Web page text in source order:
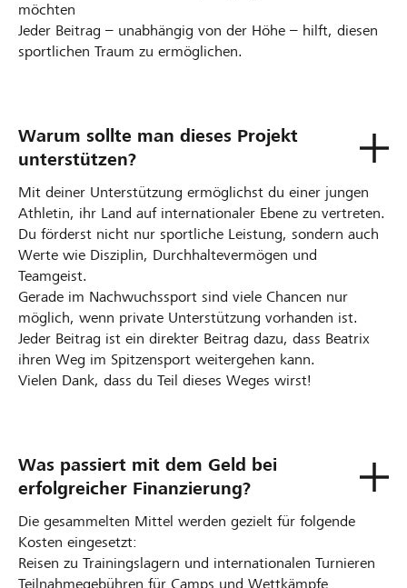
möchten
Jeder Beitrag – unabhängig von der Höhe – hilft, diesen
sportlichen Traum zu ermöglichen.
Warum sollte man dieses Projekt
unterstützen?
Mit deiner Unterstützung ermöglichst du einer jungen
Athletin, ihr Land auf internationaler Ebene zu vertreten.
Du förderst nicht nur sportliche Leistung, sondern auch
Werte wie Disziplin, Durchhaltevermögen und
Teamgeist.
Gerade im Nachwuchssport sind viele Chancen nur
möglich, wenn private Unterstützung vorhanden ist.
Jeder Beitrag ist ein direkter Beitrag dazu, dass Beatrix
ihren Weg im Spitzensport weitergehen kann.
Vielen Dank, dass du Teil dieses Weges wirst!
Was passiert mit dem Geld bei
erfolgreicher Finanzierung?
Die gesammelten Mittel werden gezielt für folgende
Kosten eingesetzt:
Reisen zu Trainingslagern und internationalen Turnieren
Teilnahmegebühren für Camps und Wettkämpfe